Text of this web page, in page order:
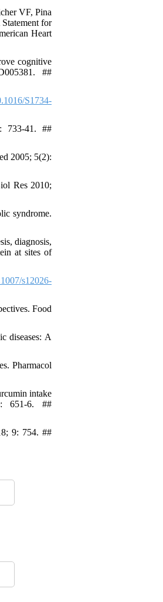
VF, Pina
for
Heart
cognitive
##
S1734-
733-41. ##
2005; 5(2):
Res 2010;
syndrome.
diagnosis,
at sites of
s12026-
Food
diseases: A
Pharmacol
intake
651-6. ##
9: 754. ##